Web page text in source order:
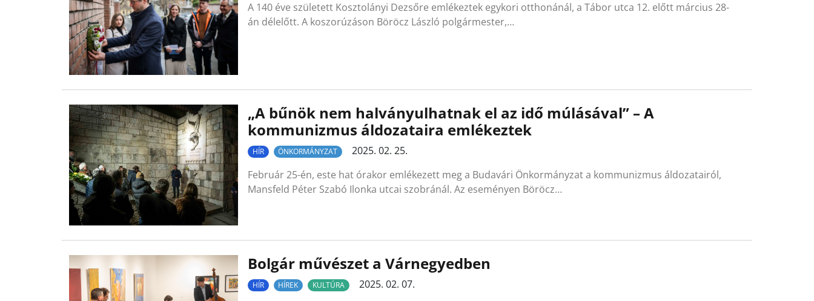
A 140 éve született Kosztolányi Dezsőre emlékeztek egykori otthonánál, a Tábor utca 12. előtt március 28-
án délelőtt. A koszorúzáson Böröcz László polgármester,…
„A bűnök nem halványulhatnak el az idő múlásával” – A
kommunizmus áldozataira emlékeztek
HÍR ÖNKORMÁNYZAT
2025. 02. 25.
Február 25-én, este hat órakor emlékezett meg a Budavári Önkormányzat a kommunizmus áldozatairól,
Mansfeld Péter Szabó Ilonka utcai szobránál. Az eseményen Böröcz…
Bolgár művészet a Várnegyedben
HÍR HÍREK KULTÚRA
2025. 02. 07.